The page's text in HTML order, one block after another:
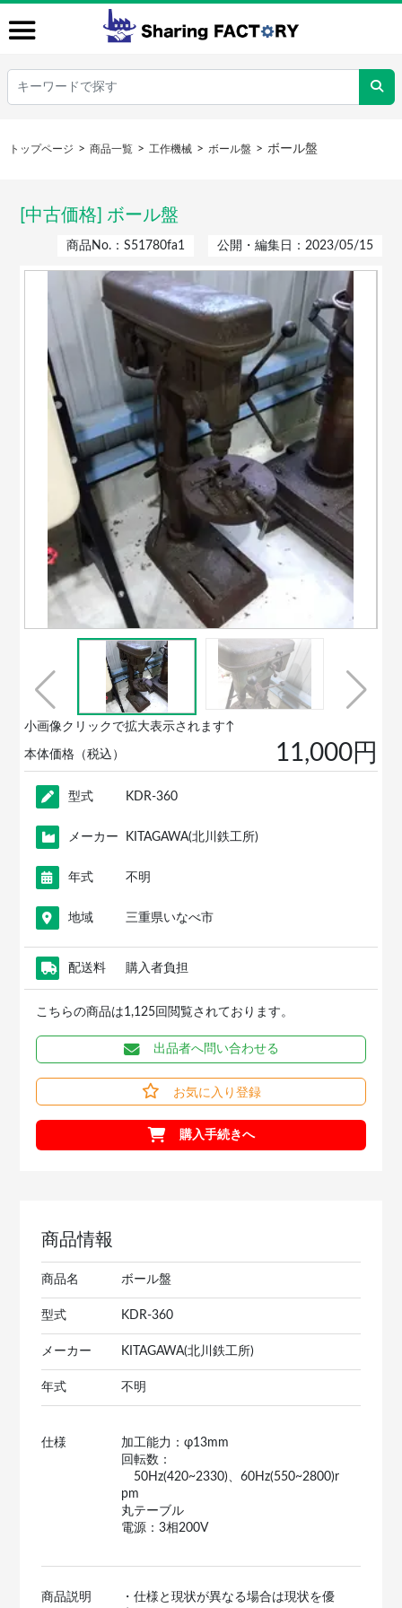
トップページ 商品一覧 工作機械 ボール盤 ボール盤
[中古価格] ボール盤
商品No.：S51780fa1 公開・編集日：2023/05/15
小画像クリックで拡大表示されます↑
本体価格（税込） 11,000円
型式 KDR-360
メーカー KITAGAWA(北川鉄工所)
年式 不明
地域 三重県いなべ市
配送料 購入者負担
こちらの商品は1,125回閲覧されております。
出品者へ問い合わせる
お気に入り登録
購入手続きへ
商品情報
商品名 ボール盤
型式 KDR-360
メーカー KITAGAWA(北川鉄工所)
年式 不明
仕様
加工能力：φ13mm
回転数：
50Hz(420~2330)、60Hz(550~2800)r
pm
丸テーブル
電源：3相200V
商品説明 ・仕様と現状が異なる場合は現状を優